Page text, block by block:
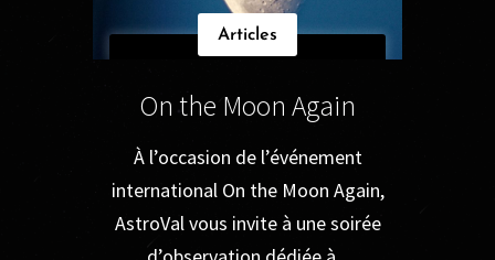
Articles
On the Moon Again
À l’occasion de l’événement
international On the Moon Again,
AstroVal vous invite à une soirée